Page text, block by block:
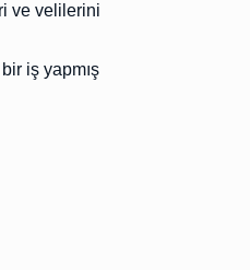
ve velilerini
iş yapmış